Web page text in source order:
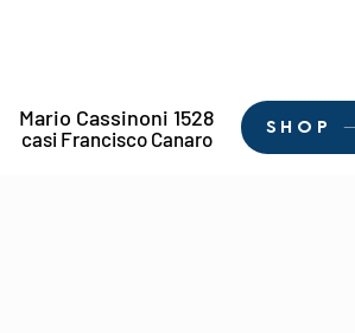
Mario Cassinoni 1528
casi Francisco Canaro SHOP